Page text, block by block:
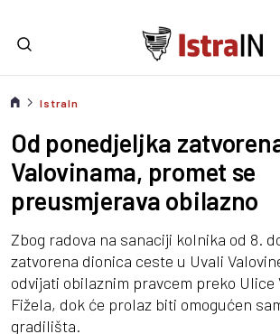
IstraIn
Od ponedjeljka
Valovinama, promet se
preusmjerava obilazno
Zbog radova na sanaciji kolnika od 8.
zatvorena dionica ceste u Uvali
odvijati obilaznim pravcem preko Ulice
Fižela, dok će prolaz biti omogućen
gradilišta.